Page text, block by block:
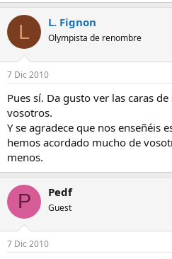
L L. Fignon
Olympista de renombre
7 Dic 2010
Pues sí. Da gusto ver las caras
vosotros.
Y se agradece que nos enseñéis
hemos acordado mucho de
menos.
P Pedf
Guest
7 Dic 2010